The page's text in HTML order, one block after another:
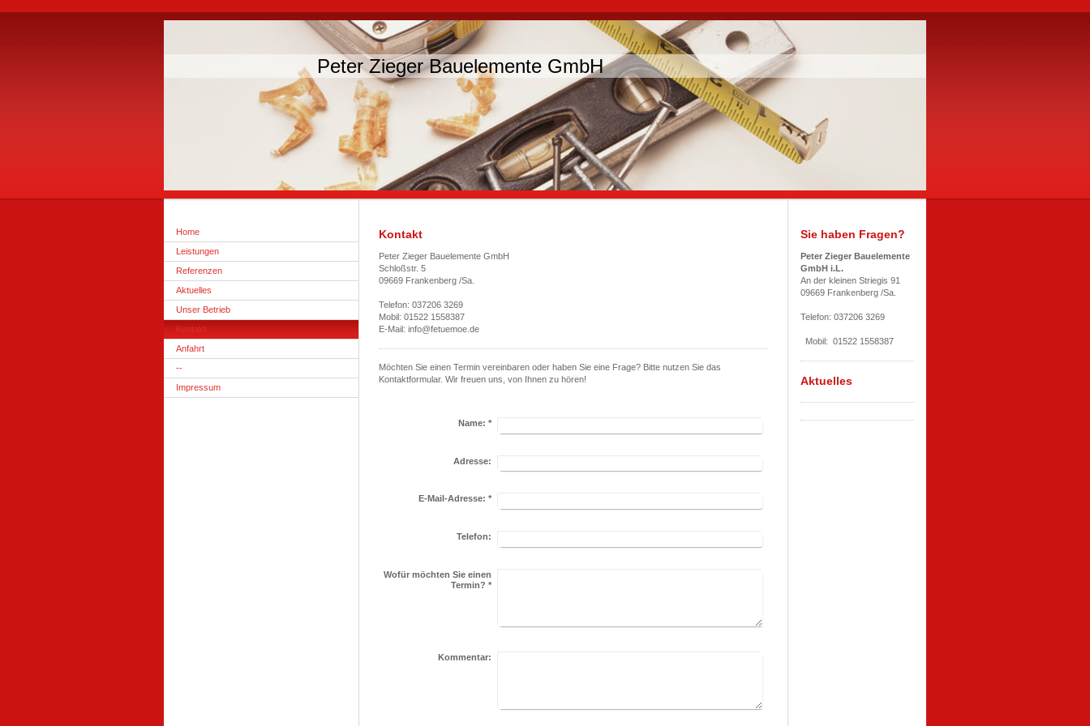
Peter Zieger Bauelemente GmbH
Home
Leistungen
Referenzen
Aktuelles
Unser Betrieb
Kontakt
Anfahrt
--
Impressum
Kontakt
Peter Zieger Bauelemente GmbH
Schloßstr. 5
09669 Frankenberg /Sa.
Telefon: 037206 3269
Mobil: 01522 1558387
E-Mail: info@fetuemoe.de
Möchten Sie einen Termin vereinbaren oder haben Sie eine Frage? Bitte nutzen Sie das
Kontaktformular. Wir freuen uns, von Ihnen zu hören!
Name: *
Adresse:
E-Mail-Adresse: *
Telefon:
Wofür möchten Sie einen
Termin? *
Kommentar:
Sie haben Fragen?
Peter Zieger Bauelemente
GmbH i.L.
An der kleinen Striegis 91
09669 Frankenberg /Sa.
Telefon: 037206 3269
Mobil: 01522 1558387
Aktuelles